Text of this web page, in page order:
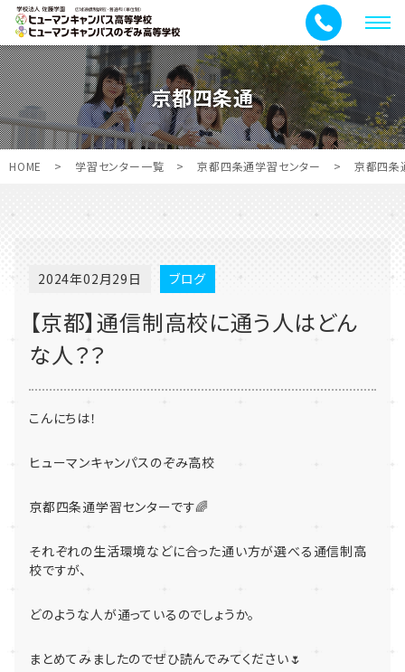
メ
ニ
ュ
ー
京都四条通
HOME > 学習センター一覧 > 京都四条通学習センター > 京都四条
2024年02月29日 ブログ
【京都】通信制高校に通う人はどん
な人？？
こんにちは！
ヒューマンキャンパスのぞみ高校
京都四条通学習センターです🌈
それぞれの生活環境などに合った通い方が選べる通信制高
校ですが、
どのような人が通っているのでしょうか。
まとめてみましたのでぜひ読んでみてください🌷